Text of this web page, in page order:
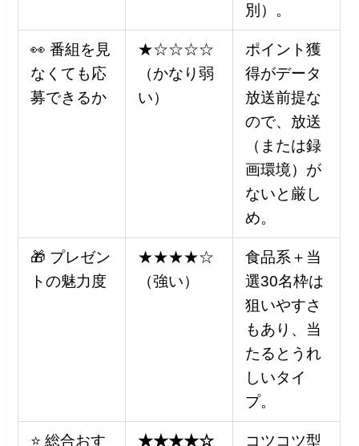
別）。
👀 番組を見
なくても応
募できるか
★☆☆☆☆
（かなり弱
い）
ポイント獲
得がデータ
放送前提な
ので、放送
（または録
画環境）が
ないと厳し
め。
🎁 プレゼン
トの魅力度
★★★★☆
（強い）
食品系＋当
選30名枠は
狙いやすさ
もあり、当
たるとうれ
しいタイ
プ。
⭐ 総合おす
★★★★☆
コツコツ型